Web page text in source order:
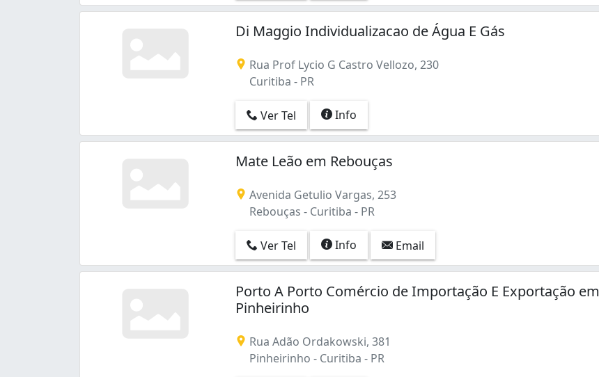
Bom Retiro (1)
Centro Cívico (1)
Parolin (1)
Di Maggio Individualizacao de Água E Gás
Rua Prof Lycio G Castro Vellozo, 230
Curitiba - PR
Ver Tel Info
Mate Leão em Rebouças
Avenida Getulio Vargas, 253
Rebouças - Curitiba - PR
Ver Tel Info Email
Porto A Porto Comércio de Importação E Exportação em
Pinheirinho
Rua Adão Ordakowski, 381
Pinheirinho - Curitiba - PR